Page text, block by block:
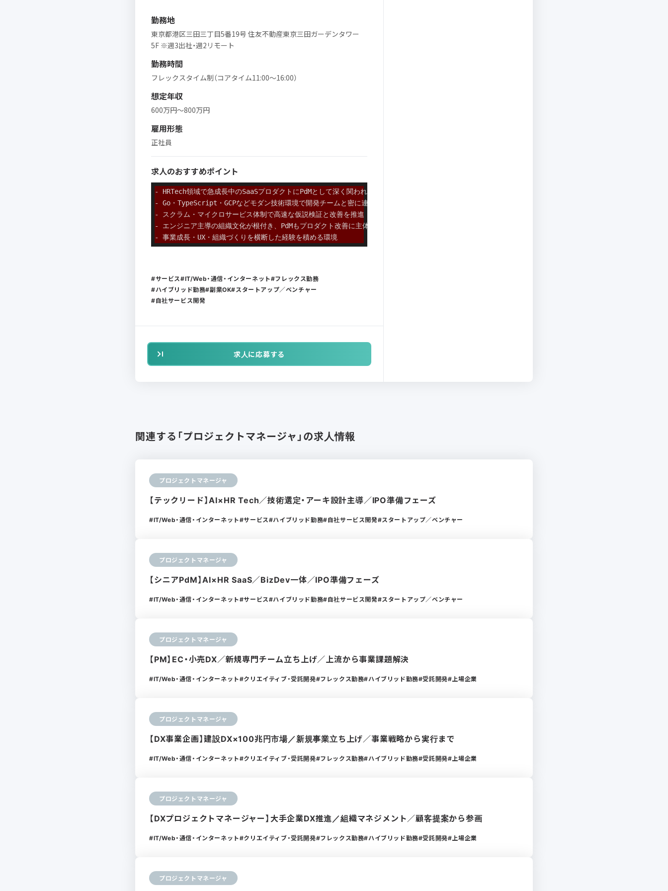
勤務地
東京都港区三田三丁目5番19号 住友不動産東京三田ガーデンタワー
5F ※週3出社・週2リモート
勤務時間
フレックスタイム制（コアタイム11:00〜16:00）
想定年収
600万円〜800万円
雇用形態
正社員
求人のおすすめポイント
- HRTech領域で急成長中のSaaSプロダクトにPdMとして深く関われる
- Go・TypeScript・GCPなどモダン技術環境で開発チームと密に連携可能
- スクラム・マイクロサービス体制で高速な仮説検証と改善を推進
- エンジニア主導の組織文化が根付き、PdMもプロダクト改善に主体的に関われる
- 事業成長・UX・組織づくりを横断した経験を積める環境
サービス IT/Web・通信・インターネット
フレックス勤務
ハイブリッド勤務 副業OK スタートアップ／ベンチャー
自社サービス開発
求人に応募する
関連する「プロジェクトマネージャ」の求人情報
プロジェクトマネージャ
【テックリード】AI×HR Tech／技術選定・アーキ設計主導／IPO準備フェーズ
IT/Web・通信・インターネット サービス ハイブリッド勤務 自社サービス開発 スタートアップ／ベンチャー
プロジェクトマネージャ
【シニアPdM】AI×HR SaaS／BizDev一体／IPO準備フェーズ
IT/Web・通信・インターネット サービス ハイブリッド勤務 自社サービス開発 スタートアップ／ベンチャー
プロジェクトマネージャ
【PM】EC・小売DX／新規専門チーム立ち上げ／上流から事業課題解決
IT/Web・通信・インターネット クリエイティブ・受託開発 フレックス勤務 ハイブリッド勤務 受託開発 上場企業
プロジェクトマネージャ
【DX事業企画】建設DX×100兆円市場／新規事業立ち上げ／事業戦略から実行まで
IT/Web・通信・インターネット クリエイティブ・受託開発 フレックス勤務 ハイブリッド勤務 受託開発 上場企業
プロジェクトマネージャ
【DXプロジェクトマネージャー】大手企業DX推進／組織マネジメント／顧客提案から参画
IT/Web・通信・インターネット クリエイティブ・受託開発 フレックス勤務 ハイブリッド勤務 受託開発 上場企業
プロジェクトマネージャ